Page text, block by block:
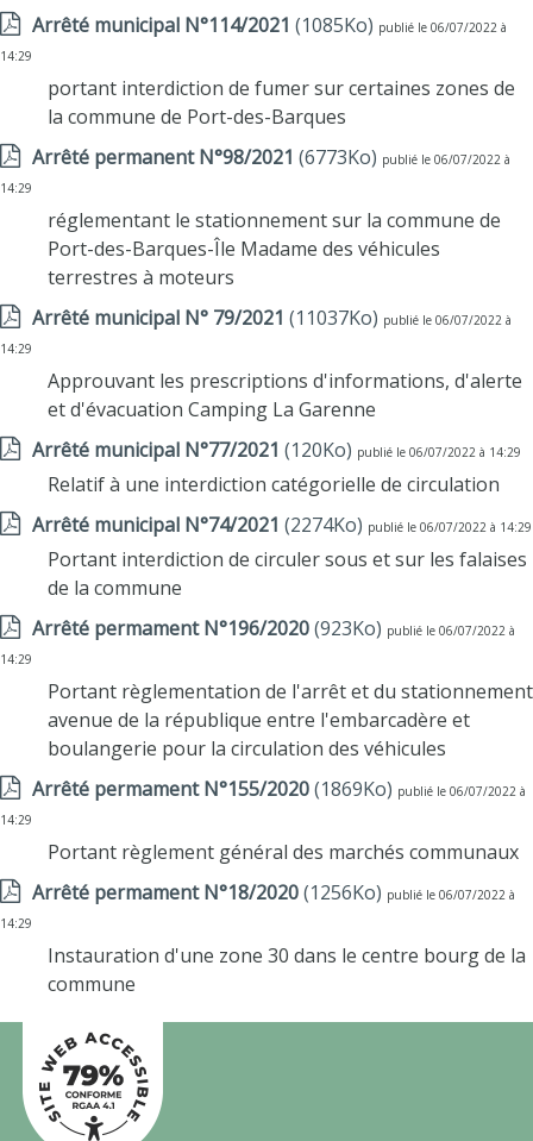
Arrêté municipal N°114/2021 (1085Ko) publié le 06/07/2022 à
14:29
portant interdiction de fumer sur certaines zones de
la commune de Port-des-Barques
Arrêté permanent N°98/2021 (6773Ko) publié le 06/07/2022 à
14:29
réglementant le stationnement sur la commune de
Port-des-Barques-Île Madame des véhicules
terrestres à moteurs
Arrêté municipal N° 79/2021 (11037Ko) publié le 06/07/2022 à
14:29
Approuvant les prescriptions d'informations, d'alerte
et d'évacuation Camping La Garenne
Arrêté municipal N°77/2021 (120Ko) publié le 06/07/2022 à 14:29
Relatif à une interdiction catégorielle de circulation
Arrêté municipal N°74/2021 (2274Ko) publié le 06/07/2022 à 14:29
Portant interdiction de circuler sous et sur les falaises
de la commune
Arrêté permament N°196/2020(923Ko) publié le 06/07/2022 à
14:29
Portant règlementation de l'arrêt et du stationnement
avenue de la république entre l'embarcadère et
boulangerie pour la circulation des véhicules
Arrêté permament N°155/2020(1869Ko) publié le 06/07/2022 à
14:29
Portant règlement général des marchés communaux
Arrêté permament N°18/2020(1256Ko) publié le 06/07/2022 à
14:29
Instauration d'une zone 30 dans le centre bourg de la
commune